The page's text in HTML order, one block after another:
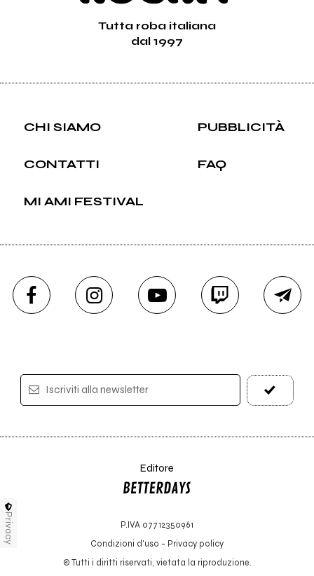
Tutta roba italiana
dal 1997
CHI SIAMO PUBBLICITÀ
CONTATTI FAQ
MI AMI FESTIVAL
Iscriviti alla newsletter
Editore
P.IVA 07712350961
Condizioni d'uso - Privacy policy
© Tutti i diritti riservati, vietata la riproduzione.
Privacy